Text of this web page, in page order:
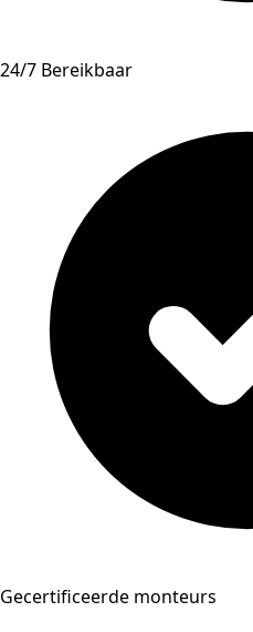
24/7 Bereikbaar
Gecertificeerde monteurs